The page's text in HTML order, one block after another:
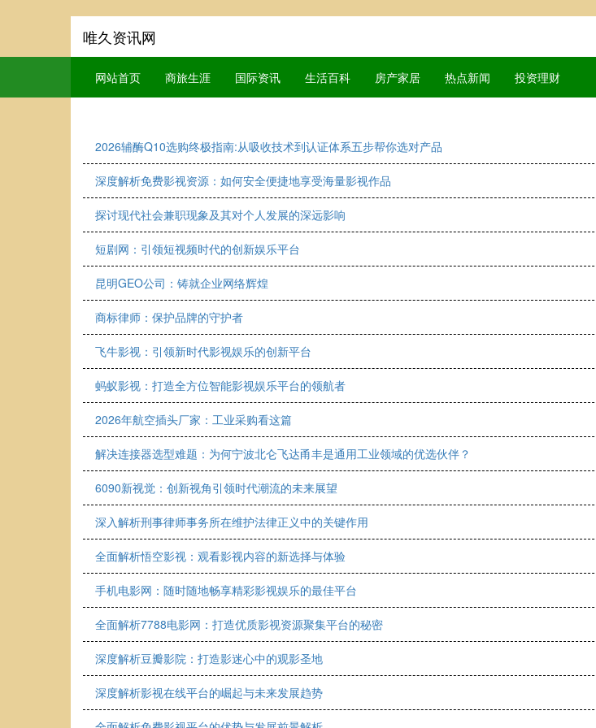
唯久资讯网
网站首页 商旅生涯 国际资讯 生活百科 房产家居 热点新闻 投资理财
2026辅酶Q10选购终极指南:从吸收技术到认证体系五步帮你选对产品
深度解析免费影视资源：如何安全便捷地享受海量影视作品
探讨现代社会兼职现象及其对个人发展的深远影响
短剧网：引领短视频时代的创新娱乐平台
昆明GEO公司：铸就企业网络辉煌
商标律师：保护品牌的守护者
飞牛影视：引领新时代影视娱乐的创新平台
蚂蚁影视：打造全方位智能影视娱乐平台的领航者
2026年航空插头厂家：工业采购看这篇
解决连接器选型难题：为何宁波北仑飞达甬丰是通用工业领域的优选伙伴？
6090新视觉：创新视角引领时代潮流的未来展望
深入解析刑事律师事务所在维护法律正义中的关键作用
全面解析悟空影视：观看影视内容的新选择与体验
手机电影网：随时随地畅享精彩影视娱乐的最佳平台
全面解析7788电影网：打造优质影视资源聚集平台的秘密
深度解析豆瓣影院：打造影迷心中的观影圣地
深度解析影视在线平台的崛起与未来发展趋势